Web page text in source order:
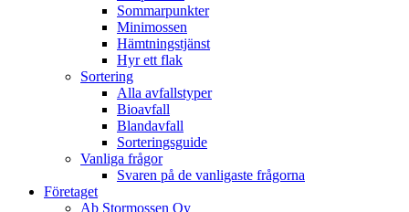
Sommarpunkter
Minimossen
Hämtningstjänst
Hyr ett flak
Sortering
Alla avfallstyper
Bioavfall
Blandavfall
Sorteringsguide
Vanliga frågor
Svaren på de vanligaste frågorna
Företaget
Ab Stormossen Oy